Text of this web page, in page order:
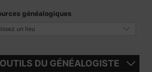
généalogiques
DU GÉNÉALOGISTE